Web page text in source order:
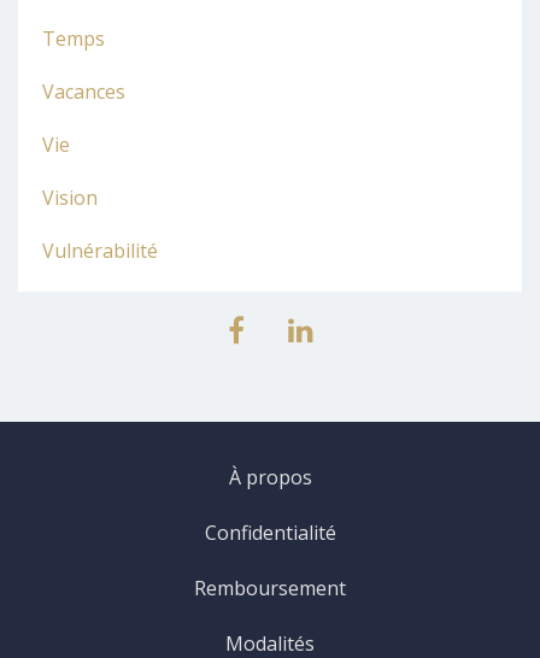
Temps
Vacances
Vie
Vision
Vulnérabilité
À propos
Confidentialité
Remboursement
Modalités